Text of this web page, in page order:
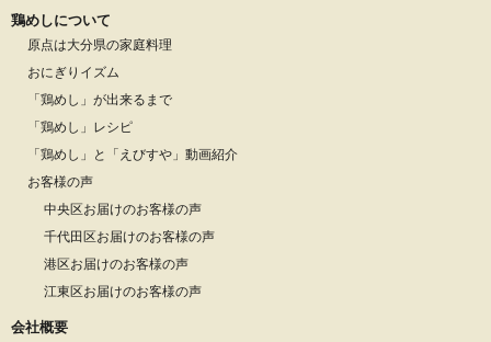
鶏めしについて
原点は大分県の家庭料理
おにぎりイズム
「鶏めし」が出来るまで
「鶏めし」レシピ
「鶏めし」と「えびすや」動画紹介
お客様の声
中央区お届けのお客様の声
千代田区お届けのお客様の声
港区お届けのお客様の声
江東区お届けのお客様の声
会社概要